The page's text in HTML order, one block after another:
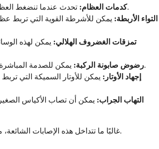
كدمات العظام:تحدث عندما تنضغط العظام أثناء الصدمة. تبقى الطبقة الخارجية سليمة، لكن نسيج العظام الداخلي يتعرض لكسور دقيقة وينزف داخليًا. قد تشعر بألم عميق ومؤلم يزداد مع الضغط.
التواء الأربطة: يمكن للأشرطة القوية التي تربط
تمزقات الغضروف الهلالي: يمكن لهذه
رضوض صابونة الركبة:يمكن للصدمة المباشرة على صابونة ركبتك أن تسبب كدمات للعظم والأنسجة المحيطة بها. هذا يسبب عادة ألمًا فوريًا فوق صابونة الركبة، وتورمًا، وصعوبة في ثني ركبتك بالكامل.
إجهاد الأوتار: يمكن للأوتار السميكة التي
التهاب الجراب: يمكن أن تصاب الأكياس
غالبًا ما تتداخل هذه الإصابات الشائعة، مما يعني أنك قد تعاني من أكثر من نوع واحد من الضرر من سقوط واحد. يمكن أن تتراوح شدتها من خفيفة إلى متوسطة، ومعظمها يستجيب جيدًا للعلاج التحفظي.